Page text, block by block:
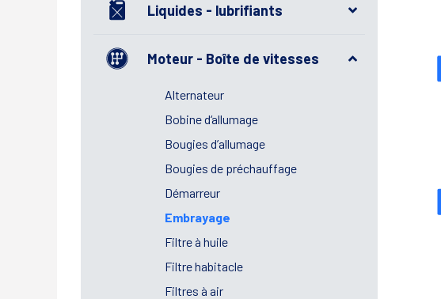
Liquides - lubrifiants
Moteur - Boîte de vitesses
Alternateur
Bobine d‘allumage
Bougies d’allumage
Bougies de préchauffage
Démarreur
Embrayage
Filtre à huile
Filtre habitacle
Filtres à air